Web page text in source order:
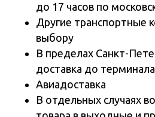
до 17 часов по
Другие транспортные
выбору
В пределах Санкт-
доставка до
Авиадоставка
В отдельных случаях